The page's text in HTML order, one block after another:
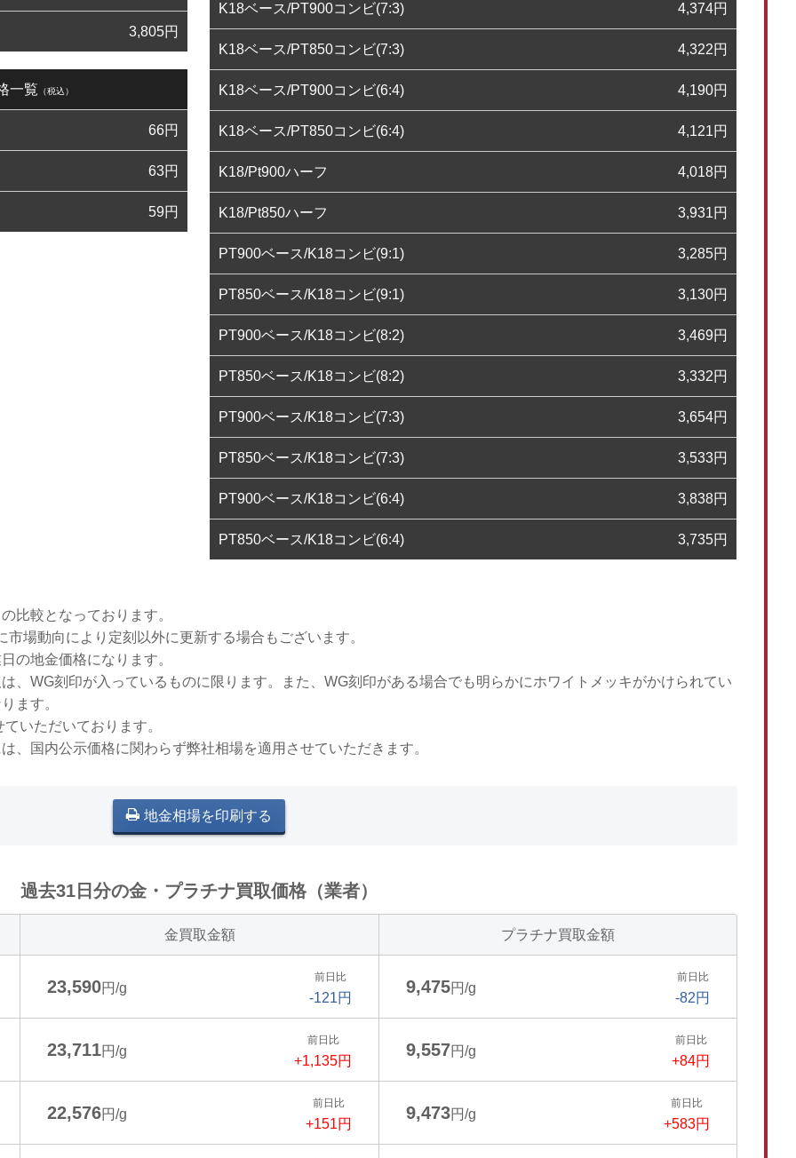
3,805円
一覧 （税込）
66円
63円
59円
K18ベース/PT900コンビ(7:3) 4,374円
K18ベース/PT850コンビ(7:3) 4,322円
K18ベース/PT900コンビ(6:4) 4,190円
K18ベース/PT850コンビ(6:4) 4,121円
K18/Pt900ハーフ 4,018円
K18/Pt850ハーフ 3,931円
PT900ベース/K18コンビ(9:1) 3,285円
PT850ベース/K18コンビ(9:1) 3,130円
PT900ベース/K18コンビ(8:2) 3,469円
PT850ベース/K18コンビ(8:2) 3,332円
PT900ベース/K18コンビ(7:3) 3,654円
PT850ベース/K18コンビ(7:3) 3,533円
PT900ベース/K18コンビ(6:4) 3,838円
PT850ベース/K18コンビ(6:4) 3,735円
比較となっております。
場動向により定刻以外に更新する場合もございます。
の地金価格になります。
、WG刻印が入っているものに限ります。また、WG刻印がある場合でも明らかにホワイトメッキがかけられてい
ます。
いただいております。
、国内公示価格に関わらず弊社相場を適用させていただきます。
地金相場を印刷する
過去31日分の金・プラチナ買取価格（業者）
金買取金額 プラチナ買取金額
23,590円/g
前日比
-121円
9,475円/g
前日比
-82円
23,711円/g
前日比
+1,135円
9,557円/g
前日比
+84円
22,576円/g
前日比
+151円
9,473円/g
前日比
+583円